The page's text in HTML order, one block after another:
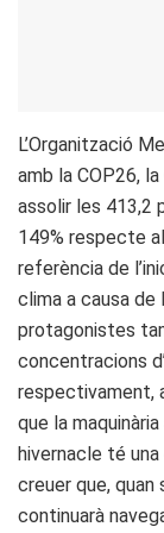
L’Organització
amb la COP26,
assolir les 413,2
149% respecte
referència de
clima a causa
protagonistes
concentracions
respectivament,
que la
hivernacle té una
creuer que, quan
continuarà